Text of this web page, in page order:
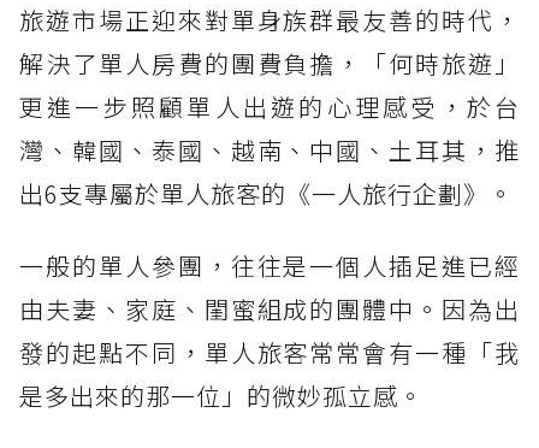
旅遊市場正迎來對單身族群最友善的時代，
解決了單人房費的團費負擔，「何時旅遊」
更進一步照顧單人出遊的心理感受，於台
灣、韓國、泰國、越南、中國、土耳其，推
出6支專屬於單人旅客的《一人旅行企劃》。
一般的單人參團，往往是一個人插足進已經
由夫妻、家庭、閨蜜組成的團體中。因為出
發的起點不同，單人旅客常常會有一種「我
是多出來的那一位」的微妙孤立感。